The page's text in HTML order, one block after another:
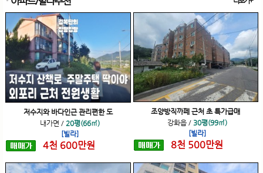
저수지와 바다인근 관리편한 도
내가면 / 20평(66㎡)
[빌라]
4천 600만원
조양방직까페 근처 초 특가급매
강화읍 / 30평(99㎡)
[빌라]
8천 500만원